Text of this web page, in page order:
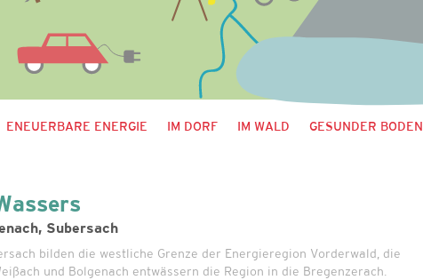
ENEUERBARE ENERGIE IM DORF IM WALD GESUNDER BODEN
Subersach
bilden die westliche Grenze der Energieregion Vorderwald, die
und Bolgenach entwässern die Region in die Bregenzerach.